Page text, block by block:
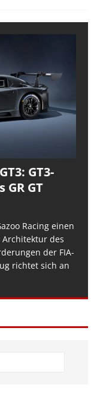
GT3-
GR GT
Racing einen
Architektur des
der FIA-
richtet sich an